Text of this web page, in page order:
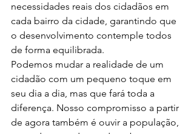
necessidades reais dos cidadãos em
cada bairro da cidade, garantindo que
o desenvolvimento contemple todos
de forma equilibrada.
Podemos mudar a realidade de um
cidadão com um pequeno toque em
seu dia a dia, mas que fará toda a
diferença. Nosso compromisso a partir
de agora também é ouvir a população,